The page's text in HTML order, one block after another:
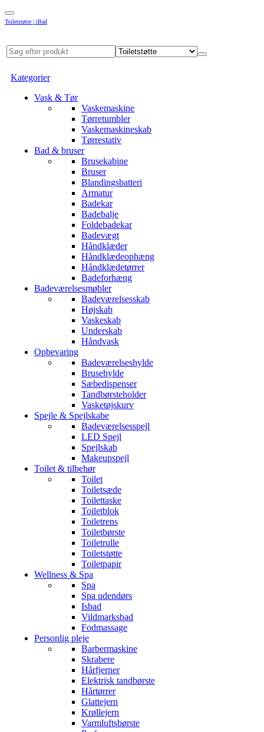
Toiletstøtte | iBad
Kategorier
Vask & Tør
Vaskemaskine
Tørretumbler
Vaskemaskineskab
Tørrestativ
Bad & bruser
Brusekabine
Bruser
Blandingsbatteri
Armatur
Badekar
Badebalje
Foldebadekar
Badevægt
Håndklæder
Håndklædeophæng
Håndklædetørrer
Badeforhæng
Badeværelsesmøbler
Badeværelsesskab
Højskab
Vaskeskab
Underskab
Håndvask
Opbevaring
Badeværelseshylde
Brusehylde
Sæbedispenser
Tandbørsteholder
Vasketøjskurv
Spejle & Spejlskabe
Badeværelsesspejl
LED Spejl
Spejlskab
Makeupspejl
Toilet & tilbehør
Toilet
Toiletsæde
Toilettaske
Toiletblok
Toiletrens
Toiletbørste
Toiletrulle
Toiletstøtte
Toiletpapir
Wellness & Spa
Spa
Spa udendørs
Isbad
Vildmarksbad
Fodmassage
Personlig pleje
Barbermaskine
Skrabere
Hårfjerner
Elektrisk tandbørste
Hårtørrer
Glattejern
Krøllejern
Varmluftsbørste